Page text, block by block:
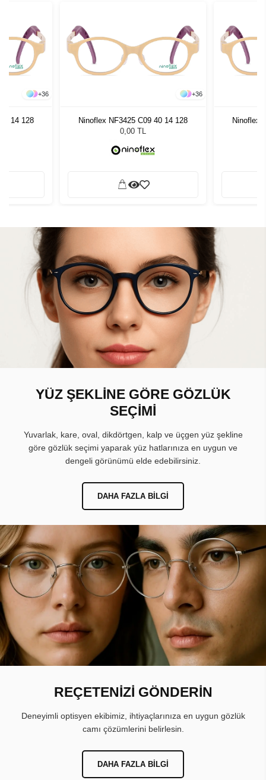
+36
14 128
+36
Ninoflex NF3425 C09 40 14 128
0,00 TL
Ninoflex
YÜZ ŞEKLİNE GÖRE GÖZLÜK
SEÇİMİ
Yuvarlak, kare, oval, dikdörtgen, kalp ve üçgen yüz şekline
göre gözlük seçimi yaparak yüz hatlarınıza en uygun ve
dengeli görünümü elde edebilirsiniz.
DAHA FAZLA BILGI
REÇETENİZİ GÖNDERİN
Deneyimli optisyen ekibimiz, ihtiyaçlarınıza en uygun gözlük
camı çözümlerini belirlesin.
DAHA FAZLA BILGI